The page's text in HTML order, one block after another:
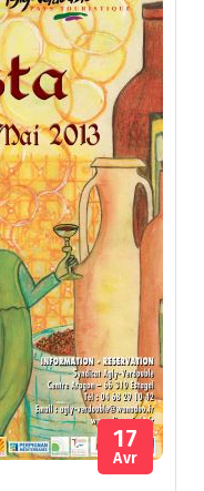
17
Avr